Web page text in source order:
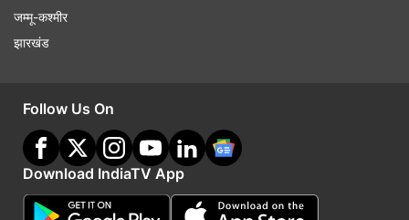
टैक्स से आगे निकल गया है, क्योंकि इनकम में बढ़ोतरी हुई है;
सरकार ने कंपनियों के बजाय व्यक्तिगत करदाताओं के हाथ में
लाभांश पर टैक्स लगाया है। जुलाई में वित्त वर्ष 25 के लिए
केंद्रीय बजट पेश करते हुए वित्त मंत्री निर्मला सीतारमण ने
जम्मू-कश्मीर
झारखंड
Follow Us On
Download IndiaTV App